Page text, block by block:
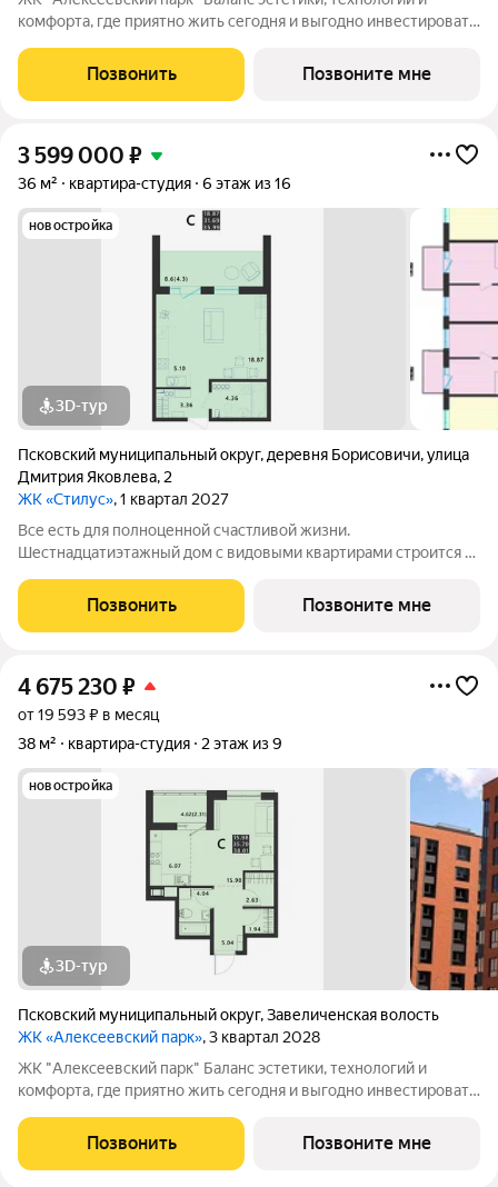
комфорта, где приятно жить сегодня и выгодно инвестировать
современный проект комфорт класса в развивающемся
районе дальнего Завеличья. Дом выполнен в
Позвонить Позвоните мне
3 599 000 ₽
36 м² квартира-студия 6 этаж из 16
новостройка
3D-тур
Псковский муниципальный округ, деревня Борисовичи,улица
Дмитрия Яковлева, 2
ЖК «Стилус», 1 квартал 2027
Все есть для полноценной счастливой жизни.
Шестнадцатиэтажный дом с видовыми квартирами строится в
инфраструктуры микрорайона «Борисовичи». Здесь комфорт
сочетается с удобством: развитая
Позвонить Позвоните мне
4 675 230 ₽
от 19 593 ₽ в месяц
38 м²
квартира-студия 2 этаж из 9
новостройка
3D-тур
Псковский муниципальный округ,Завеличенская волость
ЖК «Алексеевский парк», 3 квартал 2028
ЖК "Алексеевский парк" Баланс эстетики, технологий и
комфорта, где приятно жить сегодня и выгодно инвестировать
современный проект комфорт класса в развивающемся
районе дальнего Завеличья. Дом выполнен в
Позвонить Позвоните мне